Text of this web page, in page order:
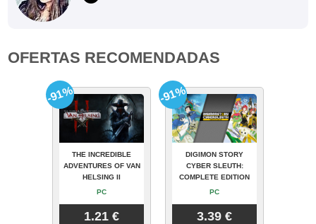
OFERTAS RECOMENDADAS
THE INCREDIBLE
ADVENTURES OF VAN
HELSING II
PC
1.21 €
-91%
DIGIMON STORY
CYBER SLEUTH:
COMPLETE EDITION
PC
3.39 €
-91%